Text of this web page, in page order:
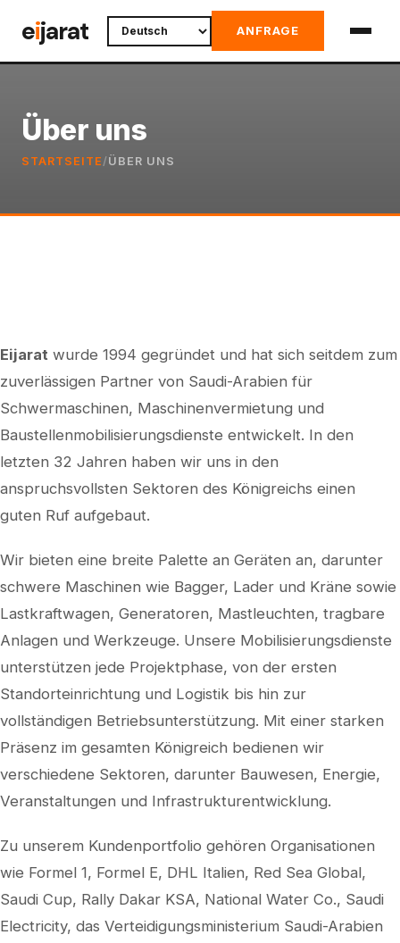
toeijarat ANFRAGE
Über uns
STARTSEITE / ÜBER UNS
Eijarat wurde 1994 gegründet und hat sich seitdem zum
zuverlässigen Partner von Saudi-Arabien für
Schwermaschinen, Maschinenvermietung und
Baustellenmobilisierungsdienste entwickelt. In den
letzten 32 Jahren haben wir uns in den
anspruchsvollsten Sektoren des Königreichs einen
guten Ruf aufgebaut.
Wir bieten eine breite Palette an Geräten an, darunter
schwere Maschinen wie Bagger, Lader und Kräne sowie
Lastkraftwagen, Generatoren, Mastleuchten, tragbare
Anlagen und Werkzeuge. Unsere Mobilisierungsdienste
unterstützen jede Projektphase, von der ersten
Standorteinrichtung und Logistik bis hin zur
vollständigen Betriebsunterstützung. Mit einer starken
Präsenz im gesamten Königreich bedienen wir
verschiedene Sektoren, darunter Bauwesen, Energie,
Veranstaltungen und Infrastrukturentwicklung.
Zu unserem Kundenportfolio gehören Organisationen
wie Formel 1, Formel E, DHL Italien, Red Sea Global,
Saudi Cup, Rally Dakar KSA, National Water Co., Saudi
Electricity, das Verteidigungsministerium Saudi-Arabien